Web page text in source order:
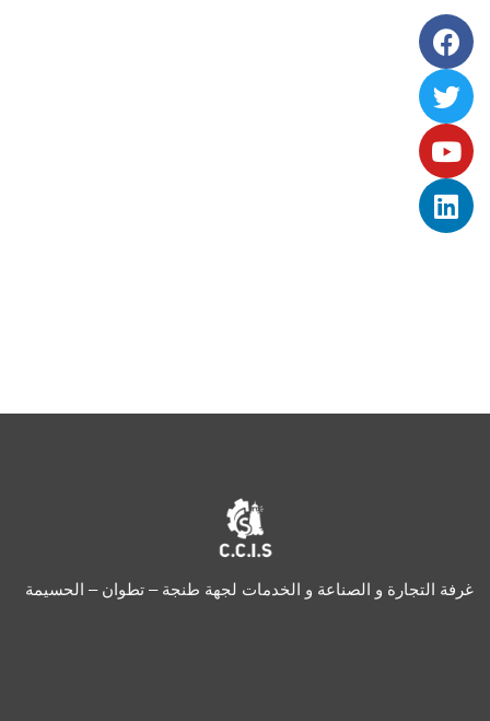
غرفة التجارة و الصناعة و الخدمات لجهة طنجة – تطوان – الحسيمة